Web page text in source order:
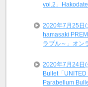
vol.2」
2020年7月25日
hamasaki
ラブル～」オン
2020年7月24日
Bullet「
Parabellum